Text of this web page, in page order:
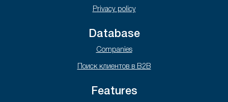
Privacy policy
Database
Companies
Поиск клиентов в B2B
Features